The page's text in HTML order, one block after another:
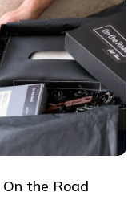
On the Road